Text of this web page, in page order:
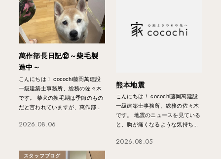
萬作部長日記⑫～柴毛製
造中～
こんにちは！ cocochi藤岡萬建設
一級建築士事務所、総務の佐々木
です。 柴犬の換毛期は季節のもの
だと言われていますが、萬作部...
2026.08.06
熊本地震
こんにちは！ cocochi藤岡萬建設
一級建築士事務所、総務の佐々木
です。 地震のニュースを見ている
と、胸が痛くなるような気持ち...
2026.08.05
スタッフブログ